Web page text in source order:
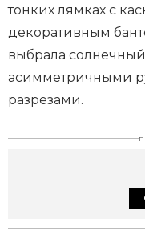
тонких лямках с
декоративным
выбрала
асимметричными
разрезами.